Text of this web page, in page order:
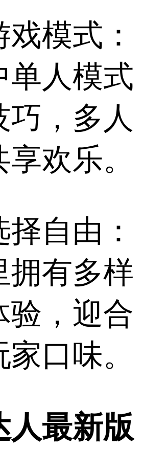
模式：
单人模式
巧，多人
欢乐。
自由：
拥有多样
验，迎合
口味。
人最新版